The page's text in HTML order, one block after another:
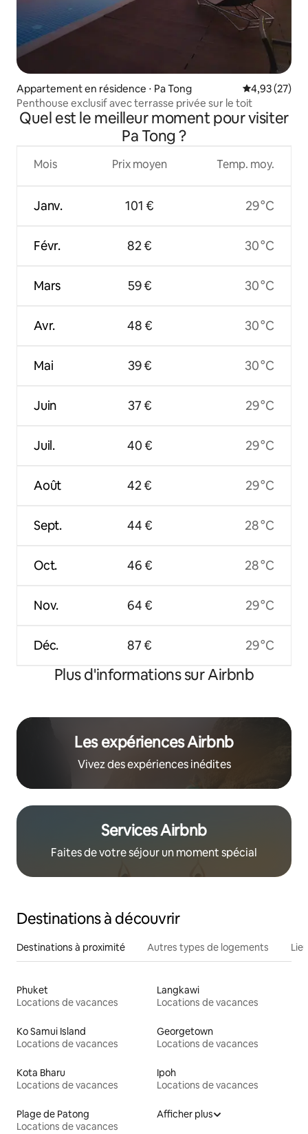
Appartement en résidence ⋅ Pa Tong Évaluation
4,93 (27)
Penthouse exclusif avec terrasse privée sur le toit
Quel est le meilleur moment pour visiter
Pa Tong ?
Mois
Janv.
Févr.
Mars
Avr.
Mai
Juin
Juil.
Août
Sept.
Oct.
Nov.
Déc.
Prix moyen
101 €
82 €
59 €
48 €
39 €
37 €
40 €
42 €
44 €
46 €
64 €
87 €
Temp. moy.
29 °C
30 °C
30 °C
30 °C
30 °C
29 °C
29 °C
29 °C
28 °C
28 °C
29 °C
29 °C
Plus d'informations sur Airbnb
Les expériences Airbnb
Vivez des expériences inédites
Services Airbnb
Faites de votre séjour un moment spécial
Destinations à découvrir
Destinations à proximité Autres types de logements
Phuket
Locations de vacances
Langkawi
Locations de vacances
Ko Samui Island
Locations de vacances
Georgetown
Locations de vacances
Kota Bharu
Locations de vacances
Ipoh
Locations de vacances
Plage de Patong
Locations de vacances
Afficher plus